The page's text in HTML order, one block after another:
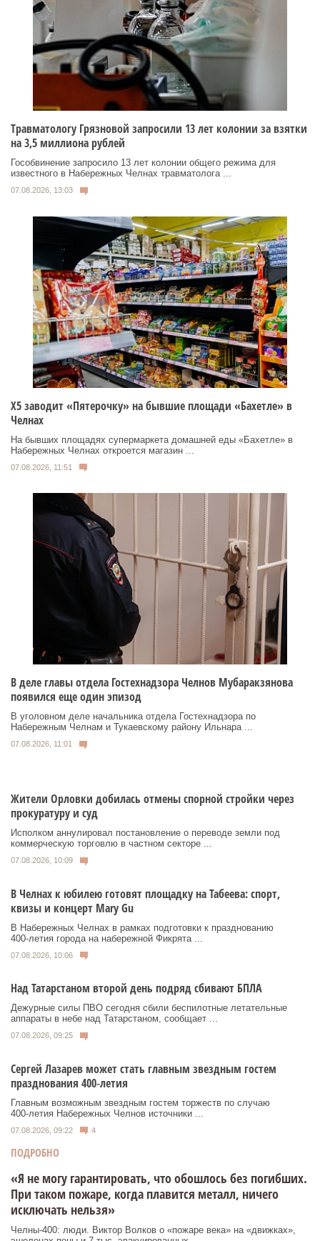
Травматологу Грязновой запросили 13 лет колонии за взятки
на 3,5 миллиона рублей
Гособвинение запросило 13 лет колонии общего режима для
известного в Набережных Челнах травматолога ...
07.08.2026, 13:03
Х5 заводит «Пятерочку» на бывшие площади «Бахетле» в
Челнах
На бывших площадях супермаркета домашней еды «Бахетле» в
Набережных Челнах откроется магазин ...
07.08.2026, 11:51
В деле главы отдела Гостехнадзора Челнов Мубаракзянова
появился еще один эпизод
В уголовном деле начальника отдела Гостехнадзора по
Набережным Челнам и Тукаевскому району Ильнара ...
07.08.2026, 11:01
Жители Орловки добилась отмены спорной стройки через
прокуратуру и суд
Исполком аннулировал постановление о переводе земли под
коммерческую торговлю в частном секторе ...
07.08.2026, 10:09
В Челнах к юбилею готовят площадку на Табеева: спорт,
квизы и концерт Mary Gu
В Набережных Челнах в рамках подготовки к празднованию
400‑летия города на набережной Фикрята ...
07.08.2026, 10:06
Над Татарстаном второй день подряд сбивают БПЛА
Дежурные силы ПВО сегодня сбили беспилотные летательные
аппараты в небе над Татарстаном, сообщает ...
07.08.2026, 09:25
Сергей Лазарев может стать главным звездным гостем
празднования 400‑летия
Главным возможным звездным гостем торжеств по случаю
400‑летия Набережных Челнов источники ...
07.08.2026, 09:22 4
ПОДРОБНО
«Я не могу гарантировать, что обошлось без погибших.
При таком пожаре, когда плавится металл, ничего
исключать нельзя»
Челны-400: люди. Виктор Волков о «пожаре века» на «движках»,